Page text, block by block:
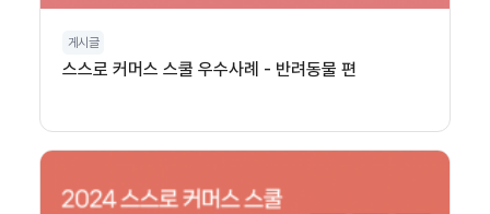
게시글
스스로 커머스 스쿨 우수사례 - 반려동물 편